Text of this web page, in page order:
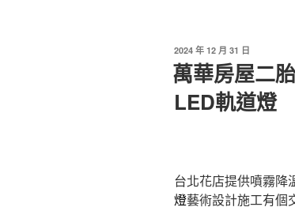
發
佈
於
2024 年 12 月 31 日
萬華房屋二
LED軌道燈
台北花店提供噴霧降
燈藝術設計施工有個